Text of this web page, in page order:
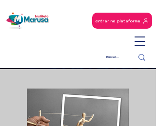
entrar na plataforma